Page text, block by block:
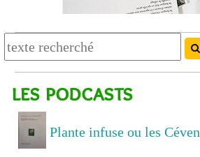
les podcasts
Plante infuse ou les